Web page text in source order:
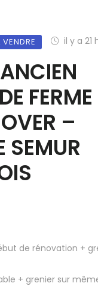
VENDRE il y a 21
FERME
–
SEMUR
de rénovation +
+ grenier sur